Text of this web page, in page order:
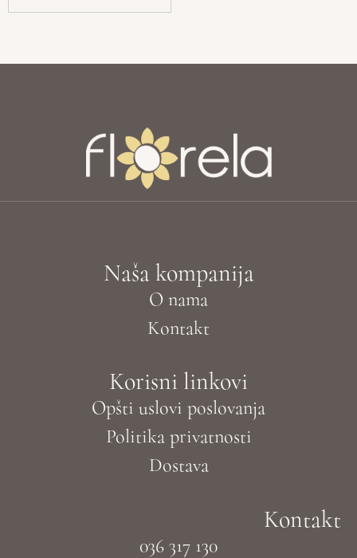
Naša kompanija
O nama
Kontakt
Korisni linkovi
Opšti uslovi poslovanja
Politika privatnosti
Dostava
Kontakt
036 317 130